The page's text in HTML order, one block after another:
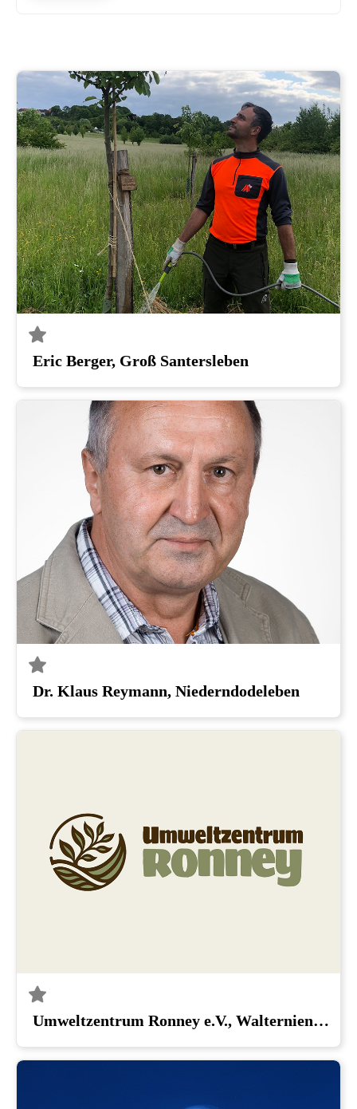
Eric Berger, Groß Santersleben
Dr. Klaus Reymann, Niederndodeleben
Umweltzentrum Ronney e.V., Walternienburg